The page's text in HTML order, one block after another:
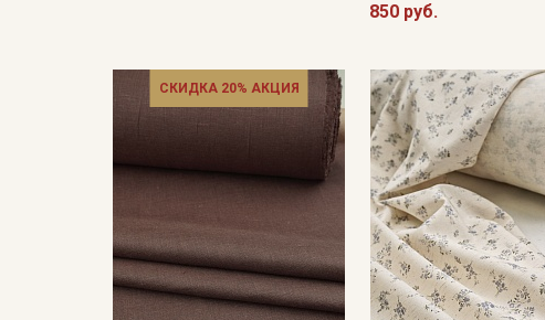
850 руб.
СКИДКА 20% АКЦИЯ